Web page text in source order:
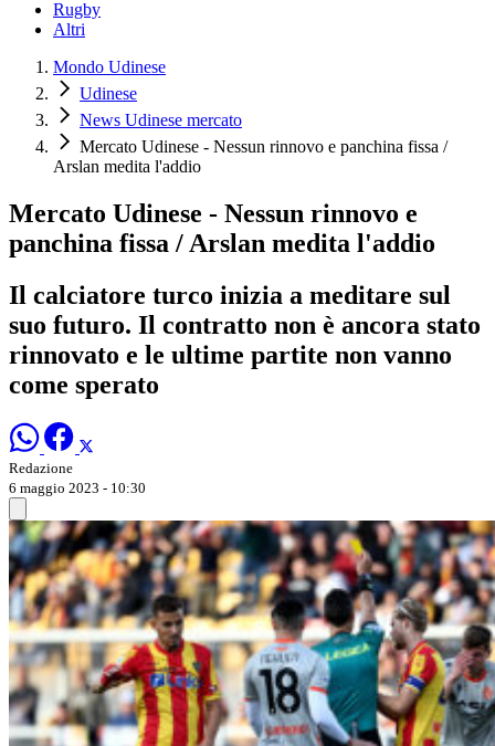
Rugby
Altri
Mondo Udinese
Udinese
News Udinese mercato
Mercato Udinese - Nessun rinnovo e panchina fissa /
Arslan medita l'addio
Mercato Udinese - Nessun rinnovo e
panchina fissa / Arslan medita l'addio
Il calciatore turco inizia a meditare sul
suo futuro. Il contratto non è ancora stato
rinnovato e le ultime partite non vanno
come sperato
Redazione
6 maggio 2023 - 10:30